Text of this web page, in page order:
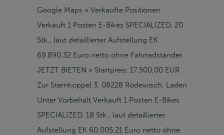
Google Maps » Verkaufte Positionen
Verkauft 1 Posten E-Bikes SPECIALIZED, 20
Stk., laut detaillierter Aufstellung EK
69.890,32 Euro netto ohne Fahrradständer
JETZT BIETEN » Startpreis: 17.500,00 EUR
Zur Sternkoppel 3, 08228 Rodewisch, Laden
Unter Vorbehalt Verkauft 1 Posten E-Bikes
SPECIALIZED, 18 Stk., laut detaillierter
Aufstellung EK 60.005,21 Euro netto ohne